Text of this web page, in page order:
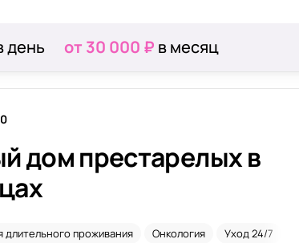
день от 30 000 ₽ в месяц
дом престарелых в
длительного проживания Онкология Уход 24/7